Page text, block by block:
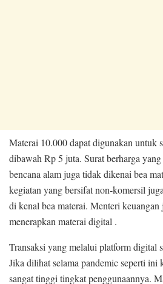
Materai 10.000 dapat digunakan untuk
dibawah Rp 5 juta. Surat berharga
bencana alam juga tidak dikenai bea
kegiatan yang bersifat non-komersil
di kenal bea materai. Menteri keuangan
menerapkan materai digital .
Transaksi yang melalui platform digital
Jika dilihat selama pandemic seperti ini
sangat tinggi tingkat penggunaannya.